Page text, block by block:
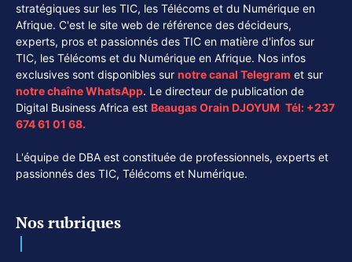
stratégiques sur les TIC, les Télécoms et du Numérique en
Afrique. C'est le site web de référence des décideurs,
experts, pros et passionnés des TIC en matière d'infos sur
TIC, les Télécoms et du Numérique en Afrique. Nos infos
exclusives sont disponibles sur notre canal Telegram et sur
notre chaîneWhatsApp. Le directeur de publication de
Digital Business Africa est Beaugas Orain DJOYUM. Tél: +237
674 61 01 68.
L'équipe de DBA est constituée de professionnels, experts et
passionnés des TIC, Télécoms et Numérique.
Nos rubriques